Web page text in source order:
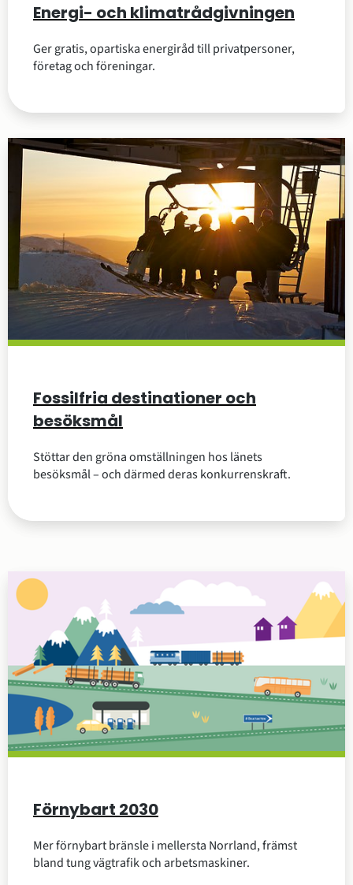
Energi- och klimatrådgivningen
Ger gratis, opartiska energiråd till privatpersoner,
företag och föreningar.
Fossilfria destinationer och
besöksmål
Stöttar den gröna omställningen hos länets
besöksmål – och därmed deras konkurrenskraft.
Förnybart 2030
Mer förnybart bränsle i mellersta Norrland, främst
bland tung vägtrafik och arbetsmaskiner.